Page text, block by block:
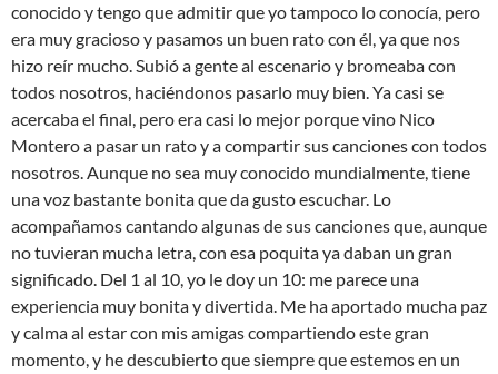
conocido y tengo que admitir que yo tampoco lo conocía, pero
era muy gracioso y pasamos un buen rato con él, ya que nos
hizo reír mucho. Subió a gente al escenario y bromeaba con
todos nosotros, haciéndonos pasarlo muy bien. Ya casi se
acercaba el final, pero era casi lo mejor porque vino Nico
Montero a pasar un rato y a compartir sus canciones con todos
nosotros. Aunque no sea muy conocido mundialmente, tiene
una voz bastante bonita que da gusto escuchar. Lo
acompañamos cantando algunas de sus canciones que, aunque
no tuvieran mucha letra, con esa poquita ya daban un gran
significado. Del 1 al 10, yo le doy un 10: me parece una
experiencia muy bonita y divertida. Me ha aportado mucha paz
y calma al estar con mis amigas compartiendo este gran
momento, y he descubierto que siempre que estemos en un